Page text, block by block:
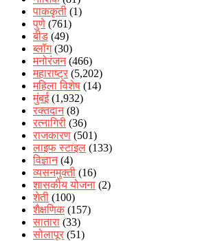
पाककृती (1)
पुणे (761)
बीड (49)
ब्लॉग(30)
मनोरंजन(466)
महाराष्ट्र (5,202)
महिला विशेष (14)
मुंबई(1,932)
रक्‍तदान(8)
रत्नागिरी (36)
राजकारण (501)
लाइफ स्टाइल (133)
विज्ञान(4)
व्यसनमुक्ती (16)
शासकीय योजना (2)
शेती (100)
शैक्षणिक (157)
सातारा (33)
सोलापूर (51)